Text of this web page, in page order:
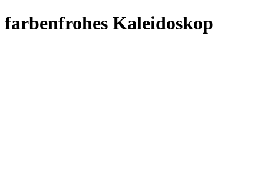
farbenfrohes Kaleidoskop